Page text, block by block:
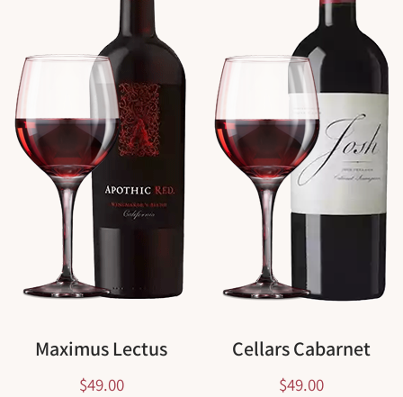
Maximus Lectus
$49.00
Cellars Cabarnet
$49.00